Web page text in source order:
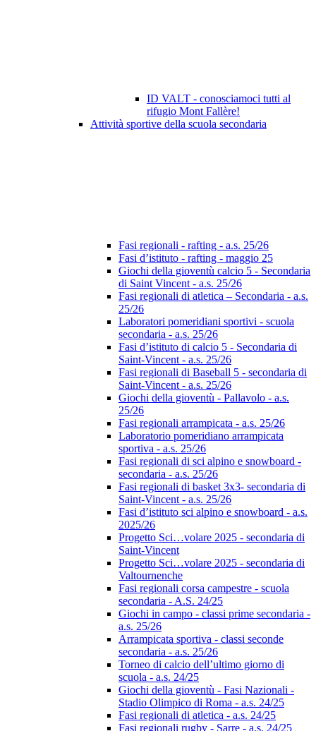
ID VALT - conosciamoci tutti al
rifugio Mont Fallère!
Attività sportive della scuola secondaria
Fasi regionali - rafting - a.s. 25/26
Fasi d’istituto - rafting - maggio 25
Giochi della gioventù calcio 5 - Secondaria
di Saint Vincent - a.s. 25/26
Fasi regionali di atletica – Secondaria - a.s.
25/26
Laboratori pomeridiani sportivi - scuola
secondaria - a.s. 25/26
Fasi d’istituto di calcio 5 - Secondaria di
Saint-Vincent - a.s. 25/26
Fasi regionali di Baseball 5 - secondaria di
Saint-Vincent - a.s. 25/26
Giochi della gioventù - Pallavolo - a.s.
25/26
Fasi regionali arrampicata - a.s. 25/26
Laboratorio pomeridiano arrampicata
sportiva - a.s. 25/26
Fasi regionali di sci alpino e snowboard -
secondaria - a.s. 25/26
Fasi regionali di basket 3x3- secondaria di
Saint-Vincent - a.s. 25/26
Fasi d’istituto sci alpino e snowboard - a.s.
2025/26
Progetto Sci…volare 2025 - secondaria di
Saint-Vincent
Progetto Sci…volare 2025 - secondaria di
Valtournenche
Fasi regionali corsa campestre - scuola
secondaria - A.S. 24/25
Giochi in campo - classi prime secondaria -
a.s. 25/26
Arrampicata sportiva - classi seconde
secondaria - a.s. 25/26
Torneo di calcio dell’ultimo giorno di
scuola - a.s. 24/25
Giochi della gioventù - Fasi Nazionali -
Stadio Olimpico di Roma - a.s. 24/25
Fasi regionali di atletica - a.s. 24/25
Fasi regionali rugby - Sarre - a.s. 24/25